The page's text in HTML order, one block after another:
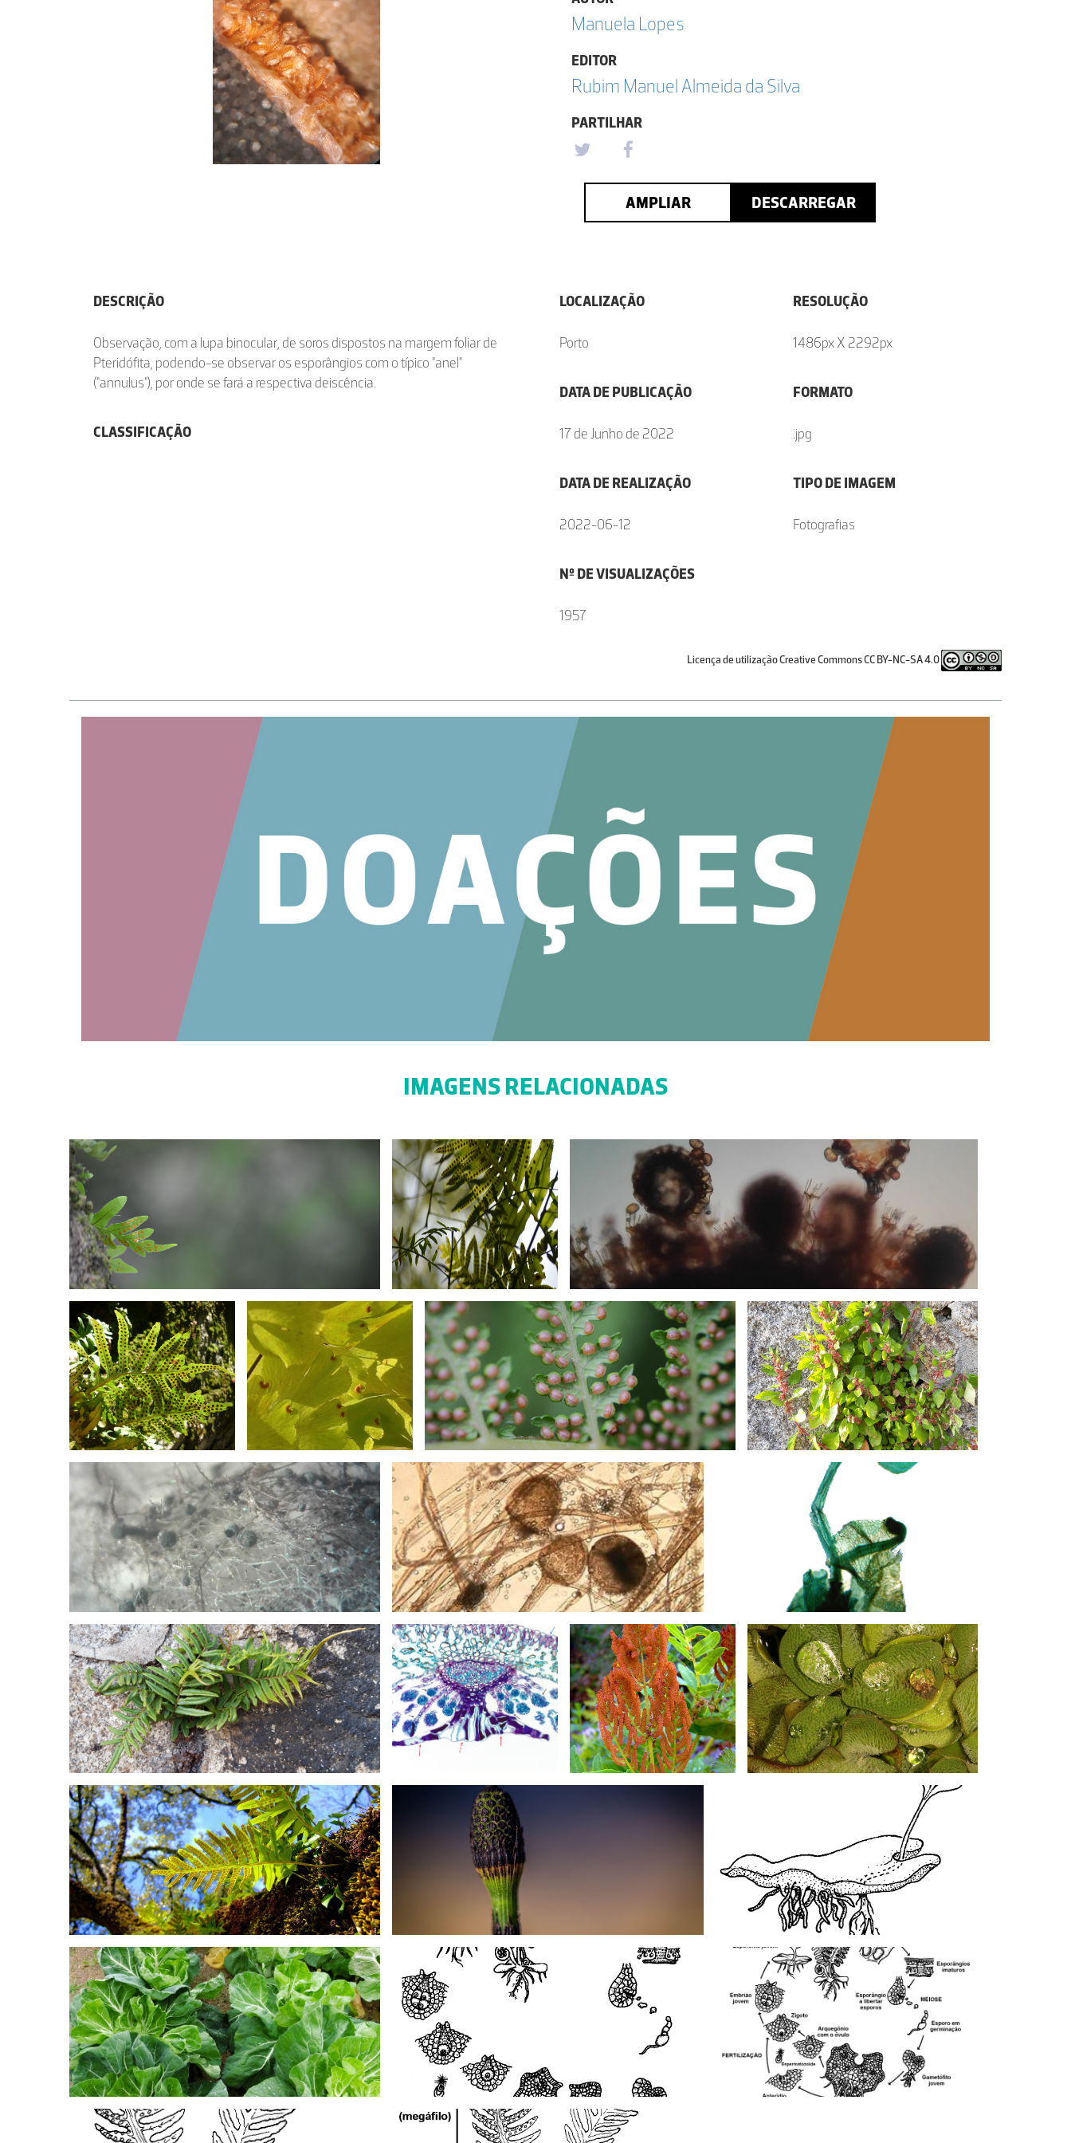
Manuela Lopes
EDITOR
Rubim Manuel Almeida da Silva
PARTILHAR
AMPLIAR DESCARREGAR
DESCRIÇÃO
Observação, com a lupa binocular, de soros dispostos na margem foliar de
Pteridófita, podendo-se observar os esporângios com o típico "anel"
("annulus"), por onde se fará a respectiva deiscência.
CLASSIFICAÇÃO
LOCALIZAÇÃO
Porto
DATA DE PUBLICAÇÃO
17 de Junho de 2022
DATA DE REALIZAÇÃO
2022-06-12
Nº DE VISUALIZAÇÕES
1957
RESOLUÇÃO
1486px X 2292px
FORMATO
.jpg
TIPO DE IMAGEM
Fotografias
Licença de utilização Creative Commons CC BY-NC-SA 4.0
IMAGENS RELACIONADAS